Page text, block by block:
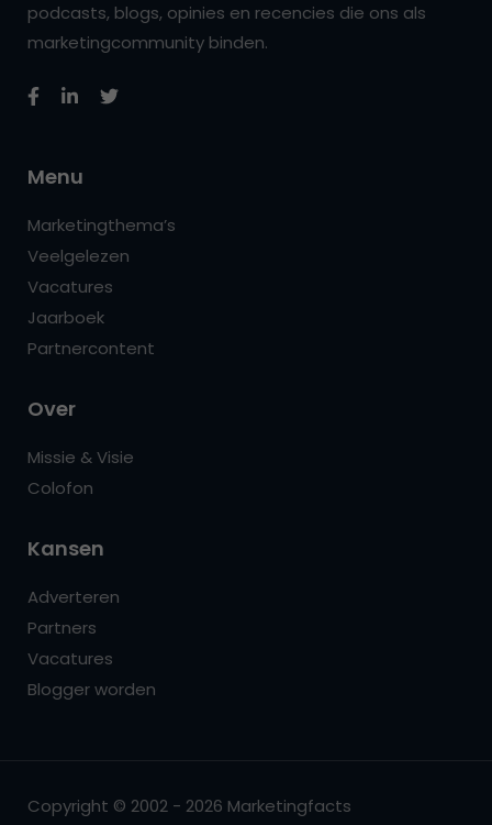
podcasts, blogs, opinies en recencies die ons als
marketingcommunity binden.
Menu
Marketingthema’s
Veelgelezen
Vacatures
Jaarboek
Partnercontent
Over
Missie & Visie
Colofon
Kansen
Adverteren
Partners
Vacatures
Blogger worden
Copyright © 2002 - 2026 Marketingfacts